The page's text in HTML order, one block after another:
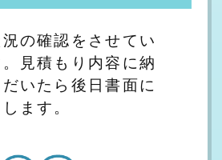
の確認をさせてい
見積もり内容に納
いたら後日書面に
ます。